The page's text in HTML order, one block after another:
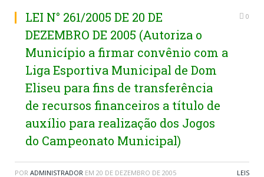
LEI N° 261/2005 DE 20 DE
DEZEMBRO DE 2005 (Autoriza o
Município a firmar convênio com a
Liga Esportiva Municipal de Dom
Eliseu para fins de transferência
de recursos financeiros a título de
auxílio para realização dos Jogos
do Campeonato Municipal)
0
POR ADMINISTRADOR EM 20 DE DEZEMBRO DE 2005 LEIS